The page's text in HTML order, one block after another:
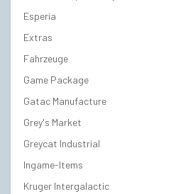
Esperia
Extras
Fahrzeuge
Game Package
Gatac Manufacture
Grey's Market
Greycat Industrial
Ingame-Items
Kruger Intergalactic